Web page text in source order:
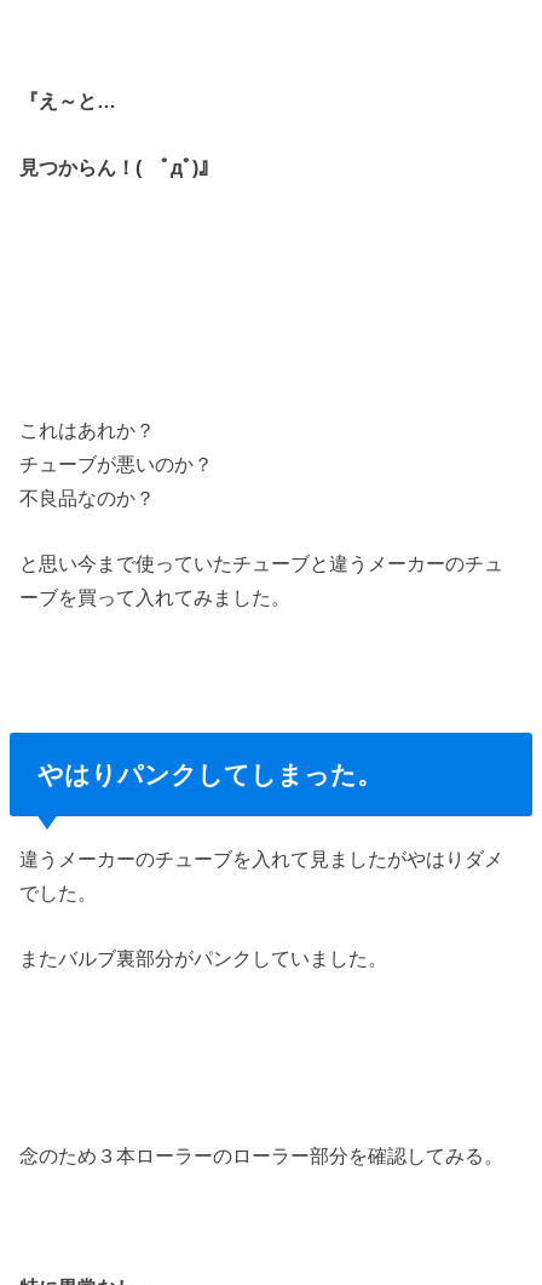
『え～と…
見つからん！( ﾟдﾟ)』
これはあれか？
チューブが悪いのか？
不良品なのか？
と思い今まで使っていたチューブと違うメーカーのチュ
ーブを買って入れてみました。
やはりパンクしてしまった。
違うメーカーのチューブを入れて見ましたがやはりダメ
でした。
またバルブ裏部分がパンクしていました。
念のため３本ローラーのローラー部分を確認してみる。